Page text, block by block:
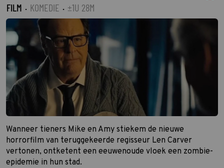
FILM · KOMEDIE · ±1U 28M
Wanneer tieners Mike en Amy stiekem de nieuwe
horrorfilm van teruggekeerde regisseur Len Carver
vertonen, ontketent een eeuwenoude vloek een zombie-
epidemie in hun stad.